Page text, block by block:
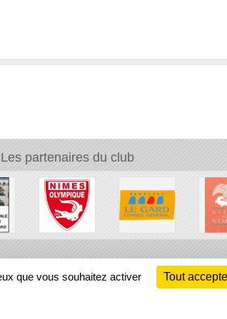
Les partenaires du club
que vous souhaitez activer Tout